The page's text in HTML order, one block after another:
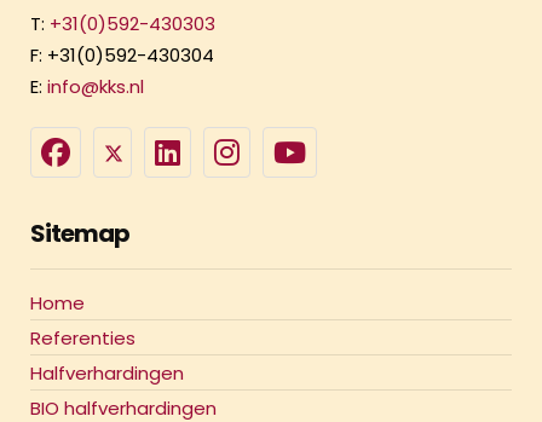
T: +31(0)592-430303
F: +31(0)592-430304
E: info@kks.nl
Sitemap
Home
Referenties
Halfverhardingen
BIO halfverhardingen